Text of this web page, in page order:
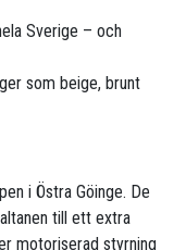
Sverige – och
som beige, brunt
i Östra Göinge. De
till ett extra
motoriserad styrning